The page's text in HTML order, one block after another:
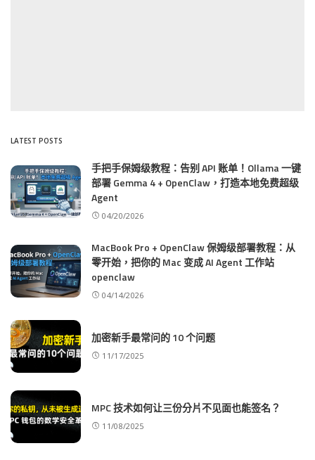
LATEST POSTS
手把手保姆级教程：告别 API 账单！Ollama 一键
部署 Gemma 4 + OpenClaw，打造本地免费超级
Agent
04/20/2026
MacBook Pro + OpenClaw 保姆级部署教程：从
零开始，把你的 Mac 变成 AI Agent 工作站
openclaw
04/14/2026
加密新手最常问的 10 个问题
11/17/2025
MPC 技术如何让三份分片不见面也能签名？
11/08/2025